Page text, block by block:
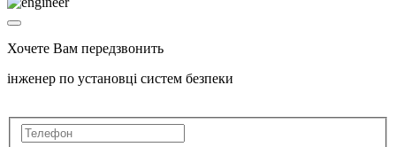
Хочете Вам передзвонить
інженер по установці систем безпеки